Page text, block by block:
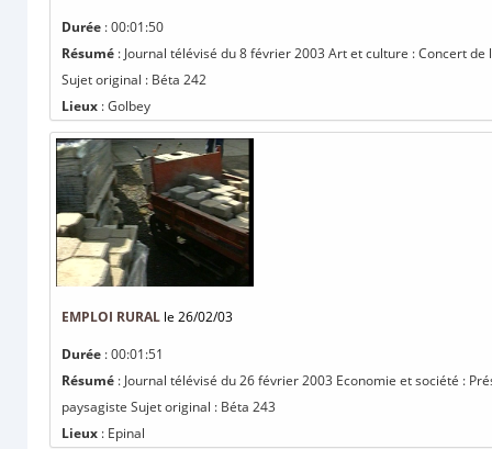
Durée : 00:01:50
Résumé : Journal télévisé du 8 février 2003 Art et culture : Concert
Sujet original : Béta 242
Lieux : Golbey
EMPLOI RURAL le 26/02/03
Durée : 00:01:51
Résumé : Journal télévisé du 26 février 2003 Economie et société :
paysagiste Sujet original : Béta 243
Lieux : Epinal